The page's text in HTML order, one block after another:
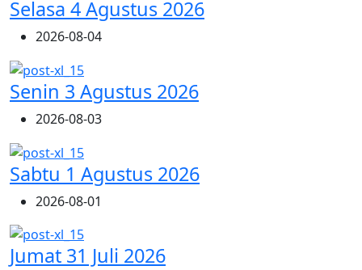
Selasa 4 Agustus 2026
2026-08-04
Senin 3 Agustus 2026
2026-08-03
Sabtu 1 Agustus 2026
2026-08-01
Jumat 31 Juli 2026